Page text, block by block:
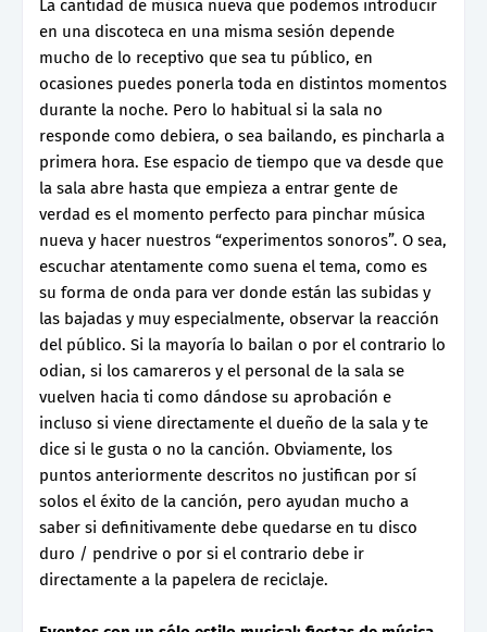
La cantidad de música nueva que podemos introducir
en una discoteca en una misma sesión depende
mucho de lo receptivo que sea tu público, en
ocasiones puedes ponerla toda en distintos momentos
durante la noche. Pero lo habitual si la sala no
responde como debiera, o sea bailando, es pincharla a
primera hora. Ese espacio de tiempo que va desde que
la sala abre hasta que empieza a entrar gente de
verdad es el momento perfecto para pinchar música
nueva y hacer nuestros “experimentos sonoros”. O sea,
escuchar atentamente como suena el tema, como es
su forma de onda para ver donde están las subidas y
las bajadas y muy especialmente, observar la reacción
del público. Si la mayoría lo bailan o por el contrario lo
odian, si los camareros y el personal de la sala se
vuelven hacia ti como dándose su aprobación e
incluso si viene directamente el dueño de la sala y te
dice si le gusta o no la canción. Obviamente, los
puntos anteriormente descritos no justifican por sí
solos el éxito de la canción, pero ayudan mucho a
saber si definitivamente debe quedarse en tu disco
duro / pendrive o por si el contrario debe ir
directamente a la papelera de reciclaje.